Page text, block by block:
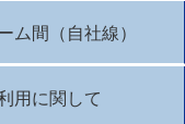
ム間（自社線）
用に関して